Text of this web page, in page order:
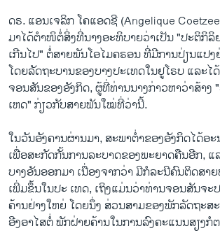
ດຣ. ​ແອນ​ເຈ​ລິກ ໂຄ​ແອດ​ຊີ (Angelique
ມາໄດ້​ຕຳ​ໜິ​ຕໍ່ສິ່ງທີ່ນາງອະທິບາຍວ່າເປັນ "ປະຕິກິ
ເກີນໄປ" ຕໍ່ສາຍ​ພັນໂອ​ໄມ​ຄ​ຣອນ ທີ່ມີການປ່ຽນແປ
ໂດຍລັດຖະບານຂອງ​ບາງປະເທດໃນ​ຢູ​ໂຣບ ແລະໄ
ຈອນ​ສັນຂອງອັງກິດ, ຜູ້ທີ່ທ່ານນາງກ່າວຫາວ່າສ້າງ
ເຫດ" ກ່ຽວກັບສາຍພັນໃໝ່ທີ່​ວ່ານີ້.
ໃນວັນອັງຄານຜ່ານ​ມາ, ສະພາຕ່ຳ​ຂອງ​ອັງ​ກິດໄດ້ອ
ເພື່ອສະ​ກັດກັ້ນການລະບາດຂອງ​ພະ​ຍາດຄືນ​ອີກ,
ບາງອັນອອກ​ມາ ເນື່ອງຈາກວ່າ ​ມີກໍລະນີຄົນ​ຕິດ​ສາ
ເພີ່ມຂຶ້ນໃນປະ ເທດ, ເຖິງແມ່ນວ່າທ່ານ​ຈອນ​ສັນຈະ
ຄ້ານຢ່າງ​ໃຫຍ່ ໂດຍນຶ່ງ ສ່ວນສາມຂອງພັກລັດຖະສ
ອີງອາ​ໄສຕໍ່ ພັກຝ່າຍຄ້ານໃນການລົງຄະແນນສຽງກໍ​